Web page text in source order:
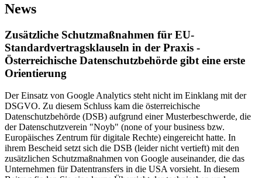
News
Zusätzliche Schutzmaßnahmen für EU-
Standardvertragsklauseln in der Praxis -
Österreichische Datenschutzbehörde gibt eine erste
Orientierung
Der Einsatz von Google Analytics steht nicht im Einklang mit der
DSGVO. Zu diesem Schluss kam die österreichische
Datenschutzbehörde (DSB) aufgrund einer Musterbeschwerde, die
der Datenschutzverein "Noyb" (none of your business bzw.
Europäisches Zentrum für digitale Rechte) eingereicht hatte. In
ihrem Bescheid setzt sich die DSB (leider nicht vertieft) mit den
zusätzlichen Schutzmaßnahmen von Google auseinander, die das
Unternehmen für Datentransfers in die USA vorsieht. In diesem